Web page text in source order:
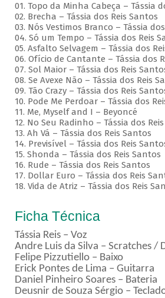
01. Topo da Minha Cabeça – Tássia
02. Brecha – Tássia dos Reis Santos
03. Nós Vestimos Branco – Tássia
04. Só um Tempo – Tássia dos Reis
05. Asfalto Selvagem – Tássia dos
06. Ofício de Cantante – Tássia dos
07. Sol Maior – Tássia dos Reis
08. Se Avexe Não – Tássia dos Reis
09. Tão Crazy – Tássia dos Reis
10. Pode Me Perdoar – Tássia dos
11. Me, Myself and I – Beyoncé
12. No Seu Radinho – Tássia dos
13. Ah Vá – Tássia dos Reis Santos
14. Previsível – Tássia dos Reis
15. Shonda – Tássia dos Reis Santos
16. Rude – Tássia dos Reis Santos
17. Dollar Euro – Tássia dos Reis
18. Vida de Atriz – Tássia dos Reis
Ficha Técnica
Tássia Reis – Voz
Andre Luis da Silva – Scratches /
Felipe Pizzutiello – Baixo
Erick Pontes de Lima – Guitarra
Daniel Pinheiro Soares – Bateria
Deusnir de Souza Sérgio –